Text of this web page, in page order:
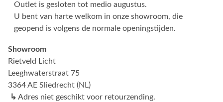
Outlet is gesloten tot medio augustus.
U bent van harte welkom in onze showroom, die
geopend is volgens de normale openingstijden.
Showroom
Rietveld Licht
Leeghwaterstraat 75
3364 AE Sliedrecht (NL)
↳ Adres niet geschikt voor retourzending.